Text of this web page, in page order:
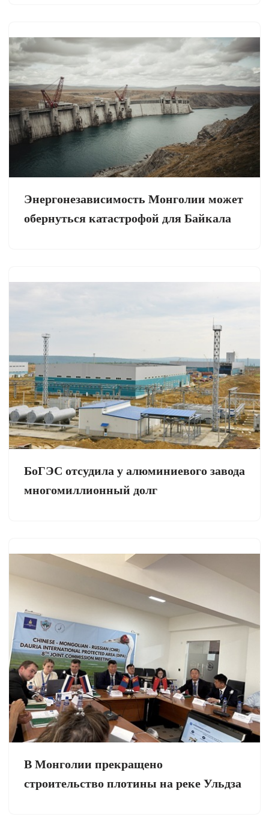
Энергонезависимость Монголии может
обернуться катастрофой для Байкала
БоГЭС отсудила у алюминиевого завода
многомиллионный долг
В Монголии прекращено
строительство плотины на реке Ульдза